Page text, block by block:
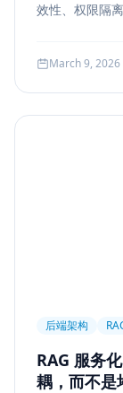
效性、权限隔
March 9, 2026
后端架构
RAG 服务
耦，而不是